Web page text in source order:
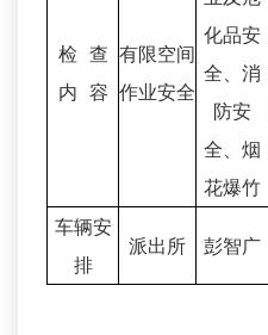
检 查
内 容
有限空间
作业安全
化品安
全、消
防安
全、烟
花爆竹
车辆安
排
派出所 彭智广